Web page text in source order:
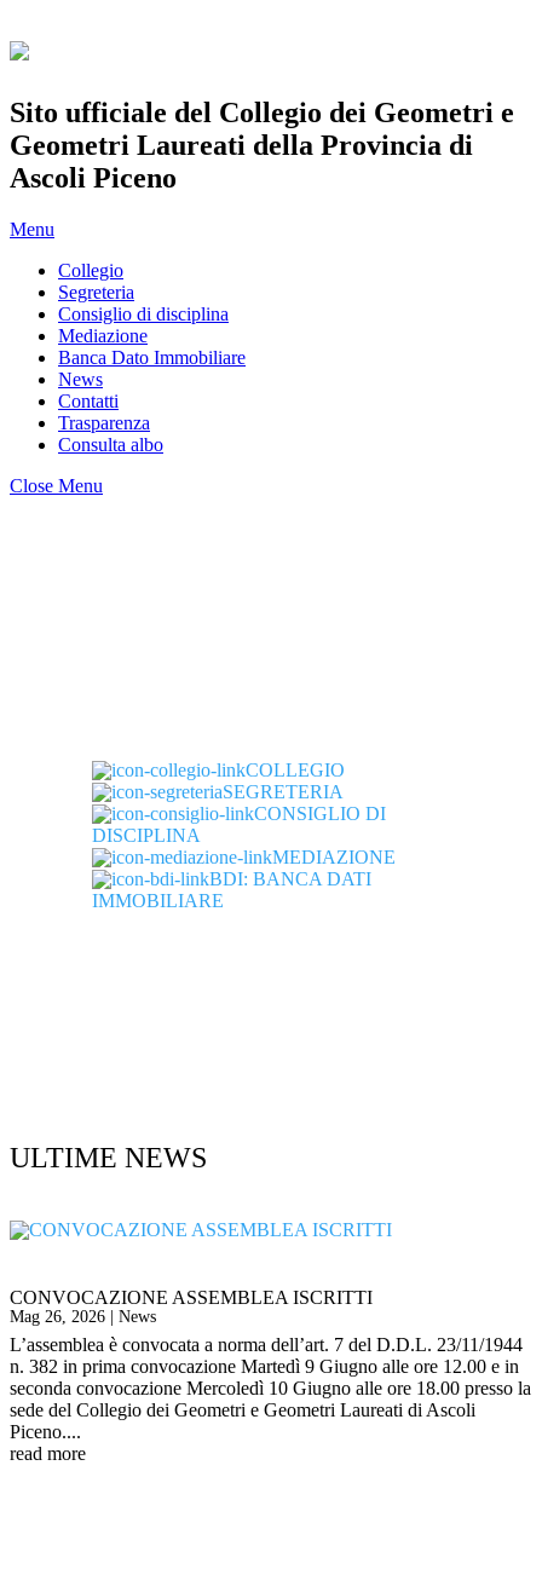
Sito ufficiale del Collegio dei Geometri e
Geometri Laureati della Provincia di
Ascoli Piceno
Menu
Collegio
Segreteria
Consiglio di disciplina
Mediazione
Banca Dato Immobiliare
News
Contatti
Trasparenza
Consulta albo
Close Menu
COLLEGIO
SEGRETERIA
CONSIGLIO DI
DISCIPLINA
MEDIAZIONE
BDI: BANCA DATI
IMMOBILIARE
ULTIME NEWS
CONVOCAZIONE ASSEMBLEA ISCRITTI
Mag 26, 2026 News
L’assemblea è convocata a norma dell’art. 7 del D.D.L. 23/11/1944
n. 382 in prima convocazione Martedì 9 Giugno alle ore 12.00 e in
seconda convocazione Mercoledì 10 Giugno alle ore 18.00 presso la
sede del Collegio dei Geometri e Geometri Laureati di Ascoli
Piceno....
read more